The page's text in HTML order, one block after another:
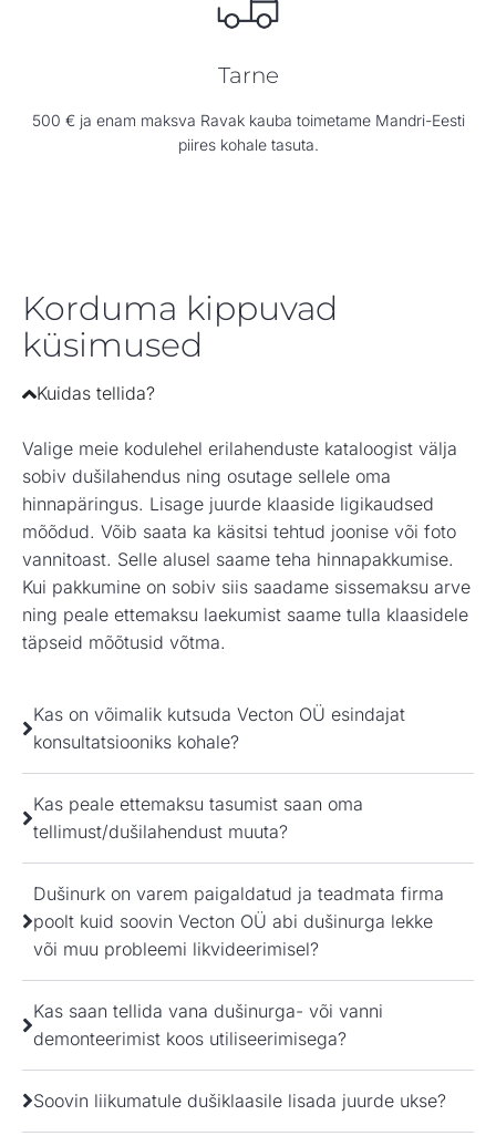
Tarne
500 € ja enam maksva Ravak kauba toimetame Mandri-Eesti
piires kohale tasuta.
Korduma kippuvad
küsimused
Kuidas tellida?
Valige meie kodulehel erilahenduste kataloogist välja
sobiv dušilahendus ning osutage sellele oma
hinnapäringus. Lisage juurde klaaside ligikaudsed
mõõdud. Võib saata ka käsitsi tehtud joonise või foto
vannitoast. Selle alusel saame teha hinnapakkumise.
Kui pakkumine on sobiv siis saadame sissemaksu arve
ning peale ettemaksu laekumist saame tulla klaasidele
täpseid mõõtusid võtma.
Kas on võimalik kutsuda Vecton OÜ esindajat
konsultatsiooniks kohale?
Kas peale ettemaksu tasumist saan oma
tellimust/dušilahendust muuta?
Dušinurk on varem paigaldatud ja teadmata firma
poolt kuid soovin Vecton OÜ abi dušinurga lekke
või muu probleemi likvideerimisel?
Kas saan tellida vana dušinurga- või vanni
demonteerimist koos utiliseerimisega?
Soovin liikumatule dušiklaasile lisada juurde ukse?